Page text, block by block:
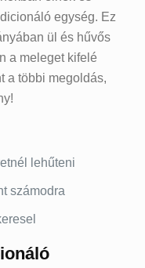
egység. Ez
ül és hűvős
a meleget kifelé
a többi megoldás,
lehűteni
számodra